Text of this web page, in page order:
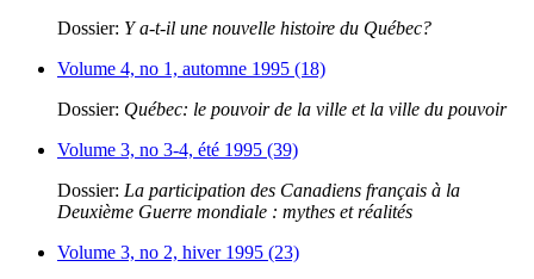
Dossier: Y a-t-il une nouvelle histoire du Québec?
Volume 4, no 1, automne 1995 (18)
Dossier: Québec: le pouvoir de la ville et la ville du pouvoir
Volume 3, no 3-4, été 1995 (39)
Dossier: La participation des Canadiens français à la
Deuxième Guerre mondiale : mythes et réalités
Volume 3, no 2, hiver 1995 (23)